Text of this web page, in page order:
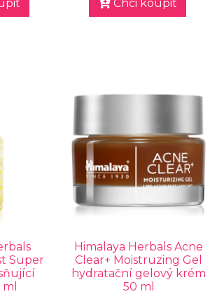
Chci koupit
Super
Himalaya Herbals Acne
Clear+ Moistruzing Gel
hydratační gelový krém
50 ml